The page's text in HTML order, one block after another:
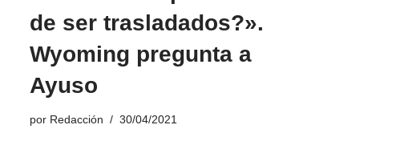
de ser trasladados?».
Wyoming pregunta a
Ayuso
por Redacción 30/04/2021